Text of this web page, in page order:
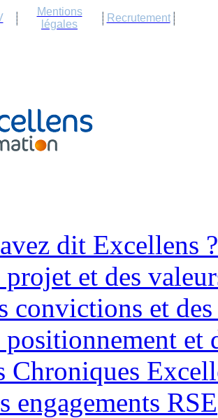
Mentions
légales
Recrutement
dit Excellens ?
et des
convictions et des
et
Chroniques
engagements RSE